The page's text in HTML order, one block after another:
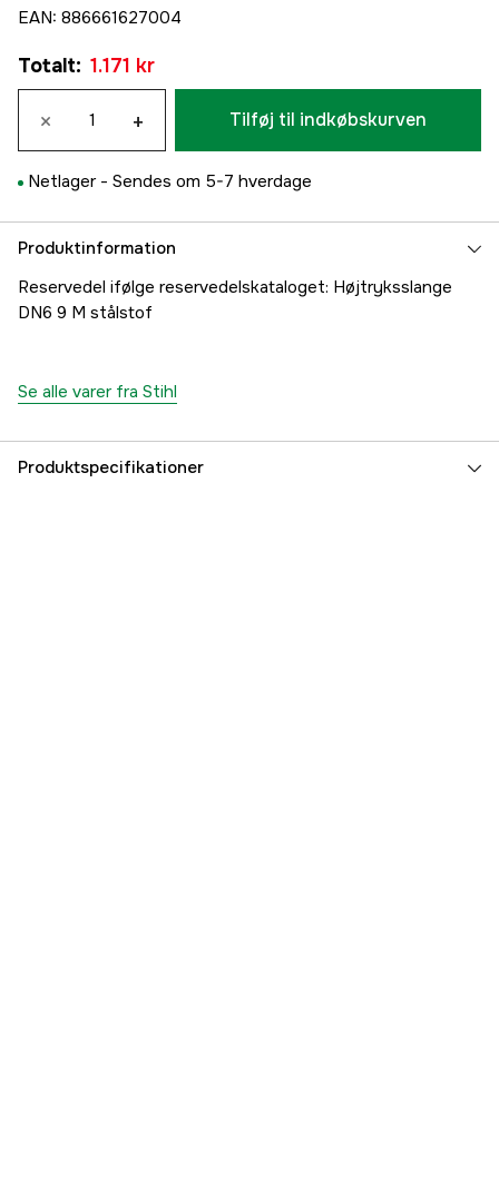
EAN: 886661627004
Totalt: 1.171 kr
× + Tilføj til indkøbskurven
Netlager - Sendes om 5-7 hverdage
Produktinformation
Reservedel ifølge reservedelskataloget: Højtryksslange
DN6 9 M stålstof
Se alle varer fra Stihl
Produktspecifikationer